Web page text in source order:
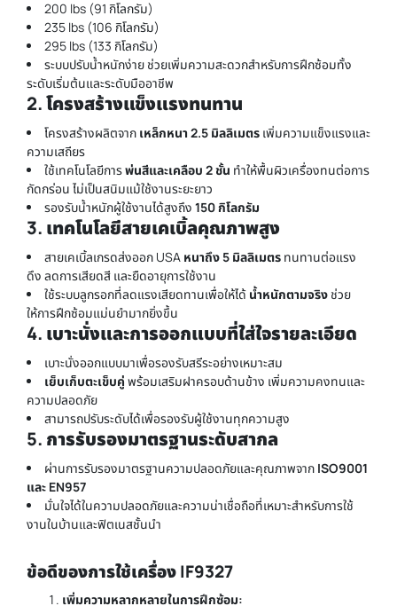
200 lbs (91 กิโลกรัม)
235 lbs (106 กิโลกรัม)
295 lbs (133 กิโลกรัม)
ระบบปรับน้ำหนักง่าย ช่วยเพิ่มความสะดวกสำหรับการฝึกซ้อมทั้ง
ระดับเริ่มต้นและระดับมืออาชีพ
2. โครงสร้างแข็งแรงทนทาน
โครงสร้างผลิตจาก เหล็กหนา 2.5 มิลลิเมตร เพิ่มความแข็งแรงและ
ความเสถียร
ใช้เทคโนโลยีการพ่นสีและเคลือบ 2 ชั้น ทำให้พื้นผิวเครื่องทนต่อการ
กัดกร่อน ไม่เป็นสนิมแม้ใช้งานระยะยาว
รองรับน้ำหนักผู้ใช้งานได้สูงถึง 150 กิโลกรัม
3. เทคโนโลยีสายเคเบิ้ลคุณภาพสูง
สายเคเบิ้ลเกรดส่งออก USA หนาถึง 5 มิลลิเมตร ทนทานต่อแรง
ดึง ลดการเสียดสี และยืดอายุการใช้งาน
ใช้ระบบลูกรอกที่ลดแรงเสียดทานเพื่อให้ได้ น้ำหนักตามจริง ช่วย
ให้การฝึกซ้อมแม่นยำมากยิ่งขึ้น
4. เบาะนั่งและการออกแบบที่ใส่ใจรายละเอียด
เบาะนั่งออกแบบมาเพื่อรองรับสรีระอย่างเหมาะสม
เย็บเก็บตะเข็บคู่ พร้อมเสริมฝาครอบด้านข้าง เพิ่มความคงทนและ
ความปลอดภัย
สามารถปรับระดับได้เพื่อรองรับผู้ใช้งานทุกความสูง
5. การรับรองมาตรฐานระดับสากล
ผ่านการรับรองมาตรฐานความปลอดภัยและคุณภาพจาก ISO9001
และ EN957
มั่นใจได้ในความปลอดภัยและความน่าเชื่อถือที่เหมาะสำหรับการใช้
งานในบ้านและฟิตเนสชั้นนำ
ข้อดีของการใช้เครื่อง IF9327
เพิ่มความหลากหลายในการฝึกซ้อม: